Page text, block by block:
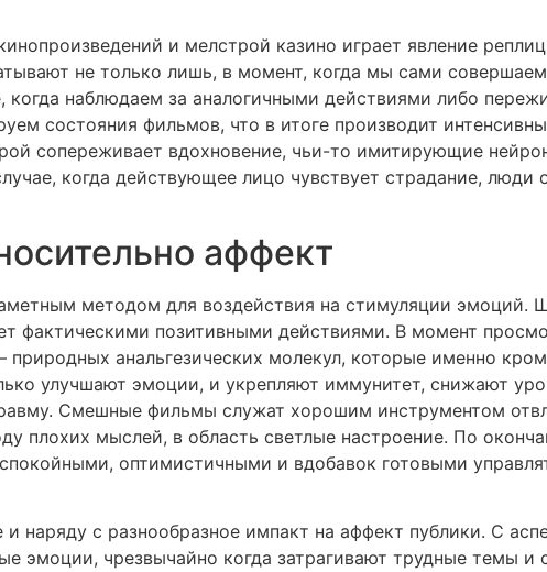
и мелстрой казино играет явление
не только лишь, в момент, когда мы сами
наблюдаем за аналогичными действиями либо
состояния фильмов, что в итоге производит
сопереживает вдохновение, чьи-то имитирующие
когда действующее лицо чувствует страдание,
аффект
методом для воздействия на стимуляции эмоций.
фактическими позитивными действиями. В момент
анальгезических молекул, которые именно
улучшают эмоции, и укрепляют иммунитет, снижают
Смешные фильмы служат хорошим инструментом
плохих мыслей, в область светлые настроение. По
оптимистичными и вдобавок готовыми
наряду с разнообразное импакт на аффект публики. С
эмоции, чрезвычайно когда затрагивают трудные темы и